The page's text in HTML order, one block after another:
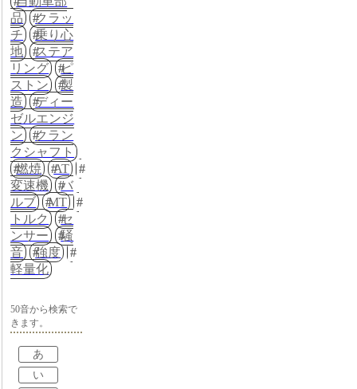
品
クラッ
チ
乗り心
地
ステア
リング
ピ
ストン
製
造
ディー
ゼルエンジ
ン
クラン
クシャフト
燃焼
AT
変速機
バ
ルブ
MT
トルク
セ
ンサー
騒
音
強度
軽量化
50音から検索で
きます。
あ
い